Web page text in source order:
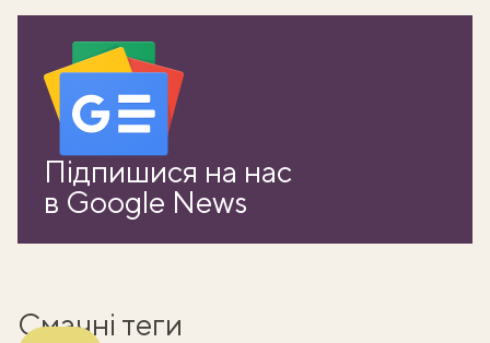
Підпишися на нас
в Google News
Смачні теги